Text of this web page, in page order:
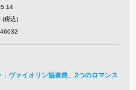
(税込)
ヴァイオリン協奏曲、2つのロマンス